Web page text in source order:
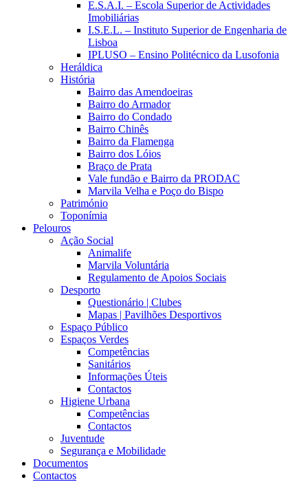
E.S.A.I. – Escola Superior de Actividades
Imobiliárias
I.S.E.L. – Instituto Superior de Engenharia de
Lisboa
IPLUSO – Ensino Politécnico da Lusofonia
Heráldica
História
Bairro das Amendoeiras
Bairro do Armador
Bairro do Condado
Bairro Chinês
Bairro da Flamenga
Bairro dos Lóios
Braço de Prata
Vale fundão e Bairro da PRODAC
Marvila Velha e Poço do Bispo
Património
Toponímia
Pelouros
Ação Social
Animalife
Marvila Voluntária
Regulamento de Apoios Sociais
Desporto
Questionário | Clubes
Mapas | Pavilhões Desportivos
Espaço Público
Espaços Verdes
Competências
Sanitários
Informações Úteis
Contactos
Higiene Urbana
Competências
Contactos
Juventude
Segurança e Mobilidade
Documentos
Contactos